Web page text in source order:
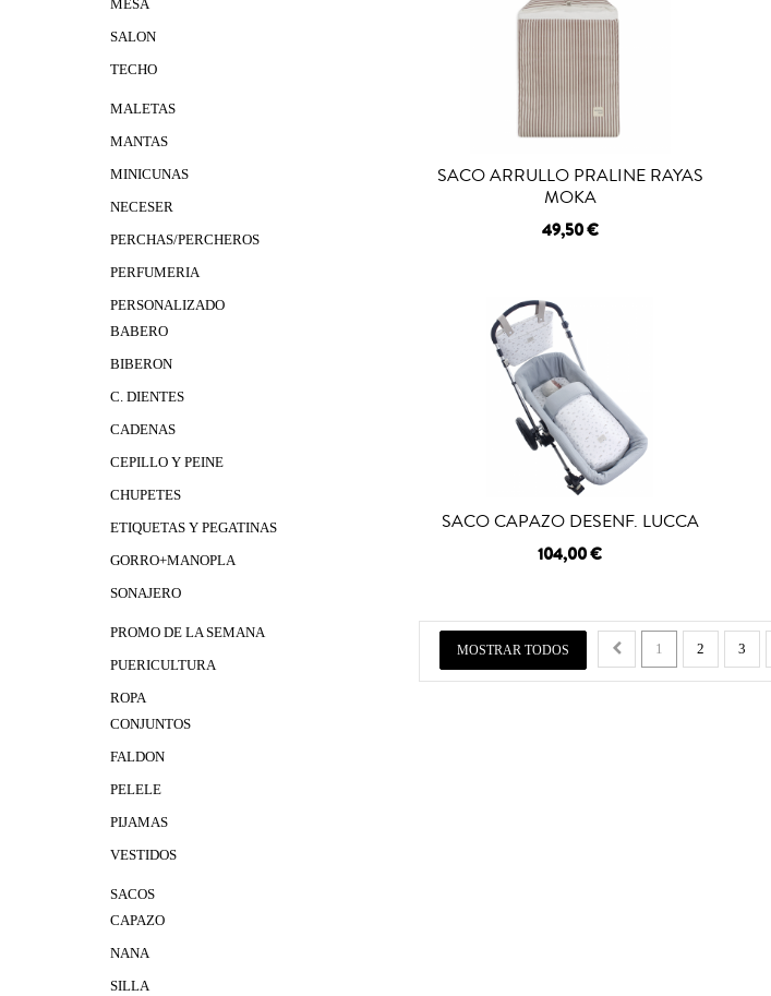
MESA
SALON
TECHO
MALETAS
MANTAS
MINICUNAS
NECESER
PERCHAS/PERCHEROS
PERFUMERIA
PERSONALIZADO
BABERO
BIBERON
C. DIENTES
CADENAS
CEPILLO Y PEINE
CHUPETES
ETIQUETAS Y PEGATINAS
GORRO+MANOPLA
SONAJERO
PROMO DE LA SEMANA
PUERICULTURA
ROPA
CONJUNTOS
FALDON
PELELE
PIJAMAS
VESTIDOS
SACOS
CAPAZO
NANA
SILLA
SACO ARRULLO PRALINE RAYAS
MOKA
49,50 €
SACO CAPAZO DESENF. LUCCA
104,00 €
MOSTRAR TODOS 1 2 3